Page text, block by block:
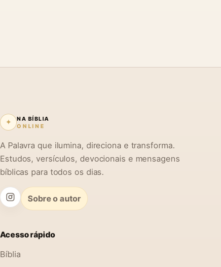
✦
NA BÍBLIA
ONLINE
A Palavra que ilumina, direciona e transforma.
Estudos, versículos, devocionais e mensagens
bíblicas para todos os dias.
Sobre o autor
Acesso rápido
Bíblia